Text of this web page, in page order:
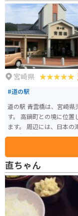
新しい味を楽しめます。
宮崎県
#道の駅
道の駅 青雲橋は、宮崎県
す。 高鍋町との境に位置し、一ツ瀬川の清流に架かる青雲橋のたもとにあり
ます。 周辺には、日本
かな観光拠点として人気
や果物、加工品などが販
った料理を楽しむことができます。 バイクで訪れる
した駐車場が完備されて
0km、約20分の道のりで
できます。 新富町の特産
す。 道の駅でも販売され
さい。
直ちゃん